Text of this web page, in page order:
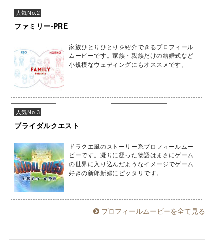
人気No.2
ファミリー-PRE
家族ひとりひとりを紹介できるプロフィール
ムービーです。家族・親族だけの結婚式など
小規模なウェディングにもオススメです。
人気No.3
ブライダルクエスト
ドラクエ風のストーリー系プロフィールムー
ビーです。凝りに凝った物語はまさにゲーム
の世界に入り込んだようなイメージでゲーム
好きの新郎新婦にピッタリです。
プロフィールムービーを全て見る